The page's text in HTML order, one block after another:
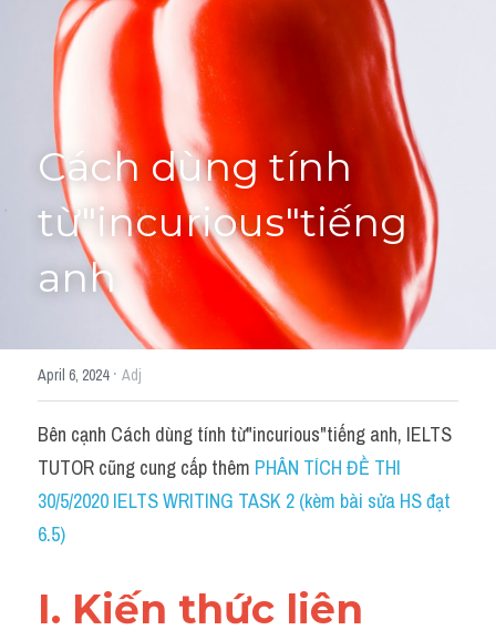
Cách diễn đạt
IELTS Videos - Ebook
Điểm báo
Idiom
Khác
Từ vựng theo topic
Từ vựng theo Topic
Vocabulary - Grammar
Grammar
Cách paraphrase
HỌC THỬ →
Cách dùng tính
từ"incurious"tiếng
anh
April 6, 2024· Adj
Bên cạnh Cách dùng tính từ"incurious"tiếng anh, IELTS
TUTOR cũng cung cấp thêm PHÂN TÍCH ĐỀ THI
30/5/2020 IELTS WRITING TASK 2 (kèm bài sửa HS đạt
6.5)
I. Kiến thức liên